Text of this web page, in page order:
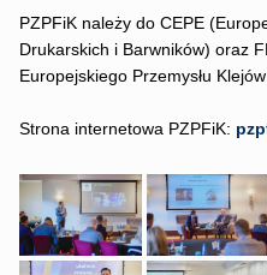
PZPFiK należy do CEPE
Drukarskich i Barwników) oraz
Europejskiego Przemysłu
Strona internetowa PZPFiK: